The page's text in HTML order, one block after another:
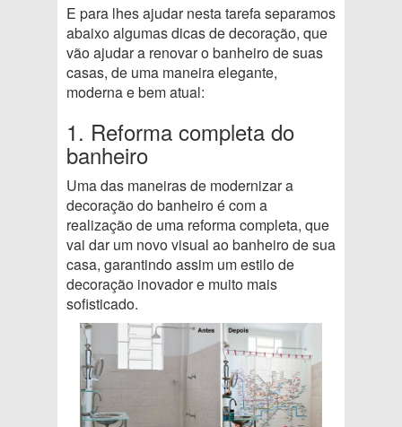
E para lhes ajudar nesta tarefa separamos
abaixo algumas dicas de decoração, que
vão ajudar a renovar o banheiro de suas
casas, de uma maneira elegante,
moderna e bem atual:
1. Reforma completa do
banheiro
Uma das maneiras de modernizar a
decoração do banheiro é com a
realização de uma reforma completa, que
vai dar um novo visual ao banheiro de sua
casa, garantindo assim um estilo de
decoração inovador e muito mais
sofisticado.